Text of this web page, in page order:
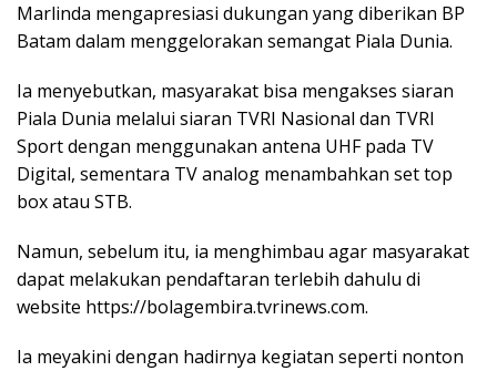
Marlinda mengapresiasi dukungan yang diberikan BP
Batam dalam menggelorakan semangat Piala Dunia.
Ia menyebutkan, masyarakat bisa mengakses siaran
Piala Dunia melalui siaran TVRI Nasional dan TVRI
Sport dengan menggunakan antena UHF pada TV
Digital, sementara TV analog menambahkan set top
box atau STB.
Namun, sebelum itu, ia menghimbau agar masyarakat
dapat melakukan pendaftaran terlebih dahulu di
website https://bolagembira.tvrinews.com.
Ia meyakini dengan hadirnya kegiatan seperti nonton